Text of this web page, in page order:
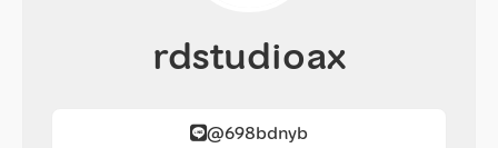
rdstudioax
@698bdnyb